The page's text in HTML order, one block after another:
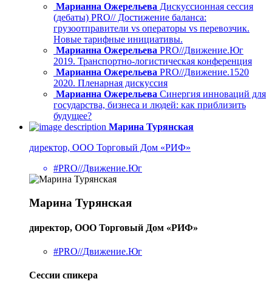
Марианна Ожерельева Дискуссионная сессия
(дебаты) PRO// Достижение баланса:
грузоотправители vs операторы vs перевозчик.
Новые тарифные инициативы.
Марианна Ожерельева PRO//Движение.Юг
2019. Транспортно-логистическая конференция
Марианна Ожерельева PRO//Движение.1520
2020. Пленарная дискуссия
Марианна Ожерельева Синергия инноваций для
государства, бизнеса и людей: как приблизить
будущее?
Марина Турянская
директор, ООО Торговый Дом «РИФ»
#PRO//Движение.Юг
Марина Турянская
директор, ООО Торговый Дом «РИФ»
#PRO//Движение.Юг
Сессии спикера